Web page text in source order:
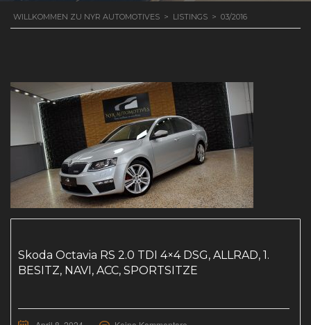
WILLKOMMEN ZU NYR AUTOMOTIVES > LISTINGS > 03/2016
Skoda Octavia RS 2.0 TDI 4×4 DSG, ALLRAD, 1.
BESITZ, NAVI, ACC, SPORTSITZE